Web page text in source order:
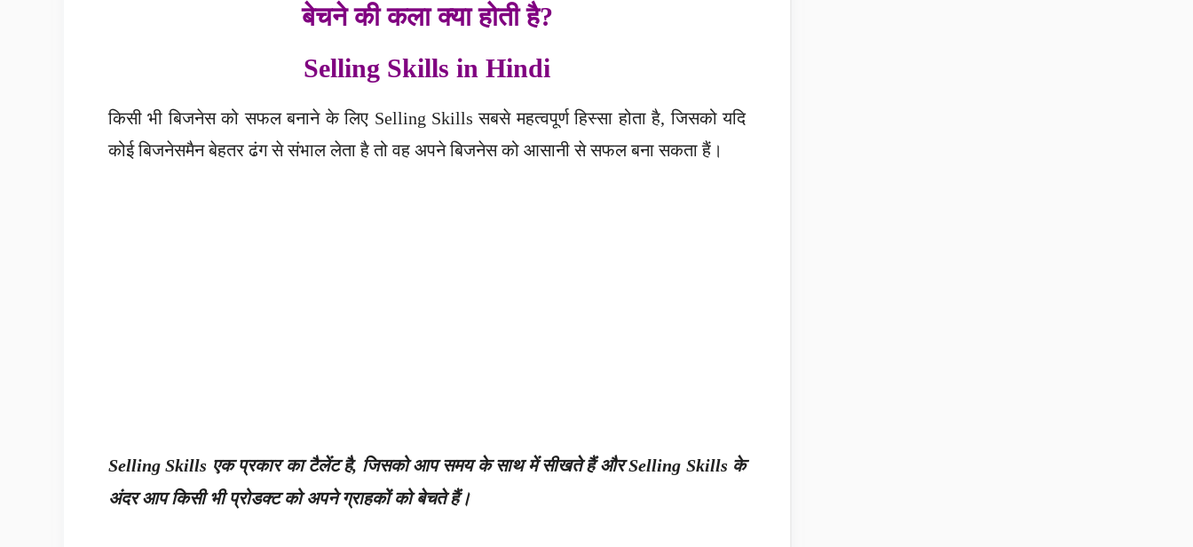
बेचने की कला क्या होती है?
Selling Skills in Hindi
किसी भी बिजनेस को सफल बनाने के लिए Selling Skills सबसे महत्वपूर्ण हिस्सा होता है, जिसको यदि
कोई बिजनेसमैन बेहतर ढंग से संभाल लेता है तो वह अपने बिजनेस को आसानी से सफल बना सकता हैं।
Selling Skills एक प्रकार का टैलेंट है, जिसको आप समय के साथ में सीखते हैं और Selling Skills के
अंदर आप किसी भी प्रोडक्ट को अपने ग्राहकों को बेचते हैं।